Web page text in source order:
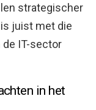
strategischer
juist met die
de IT-sector
in het